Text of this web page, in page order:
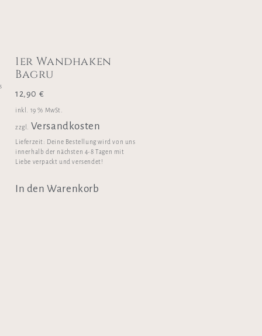
1er Wandhaken
Bagru
12,90 €
inkl. 19 % MwSt.
zzgl. Versandkosten
Lieferzeit: Deine Bestellung wird von uns
innerhalb der nächsten 4-8 Tagen mit
Liebe verpackt und versendet!
In den Warenkorb